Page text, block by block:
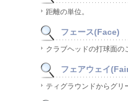
距離の単位。
フェース(Face)
クラブヘッドの打球面の
フェアウェイ
ティグラウンドからグリ